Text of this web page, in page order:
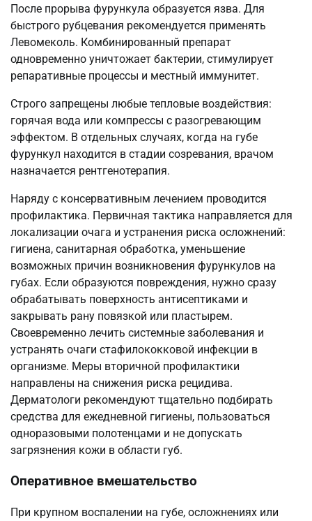
После прорыва фурункула образуется язва. Для
быстрого рубцевания рекомендуется применять
Левомеколь. Комбинированный препарат
одновременно уничтожает бактерии, стимулирует
репаративные процессы и местный иммунитет.
Строго запрещены любые тепловые воздействия:
горячая вода или компрессы с разогревающим
эффектом. В отдельных случаях, когда на губе
фурункул находится в стадии созревания, врачом
назначается рентгенотерапия.
Наряду с консервативным лечением проводится
профилактика. Первичная тактика направляется для
локализации очага и устранения риска осложнений:
гигиена, санитарная обработка, уменьшение
возможных причин возникновения фурункулов на
губах. Если образуются повреждения, нужно сразу
обрабатывать поверхность антисептиками и
закрывать рану повязкой или пластырем.
Своевременно лечить системные заболевания и
устранять очаги стафилококковой инфекции в
организме. Меры вторичной профилактики
направлены на снижения риска рецидива.
Дерматологи рекомендуют тщательно подбирать
средства для ежедневной гигиены, пользоваться
одноразовыми полотенцами и не допускать
загрязнения кожи в области губ.
Оперативное вмешательство
При крупном воспалении на губе, осложнениях или